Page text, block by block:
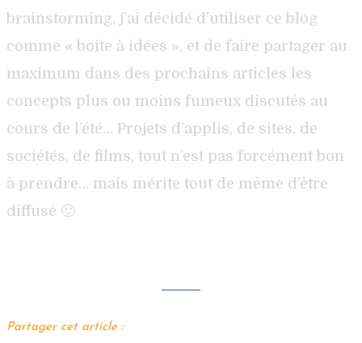
brainstorming, j’ai décidé d’utiliser ce blog
comme « boite à idées », et de faire partager au
maximum dans des prochains articles les
concepts plus ou moins fumeux discutés au
cours de l’été… Projets d’applis, de sites, de
sociétés, de films, tout n’est pas forcément bon
à prendre… mais mérite tout de même d’être
diffusé 🙂
Partager cet article :